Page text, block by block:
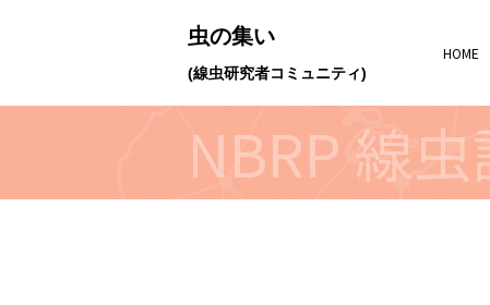
虫の集い
(線虫研究者コミュニティ)
HOME
NBRP 線